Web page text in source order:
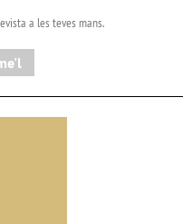
a les teves mans.